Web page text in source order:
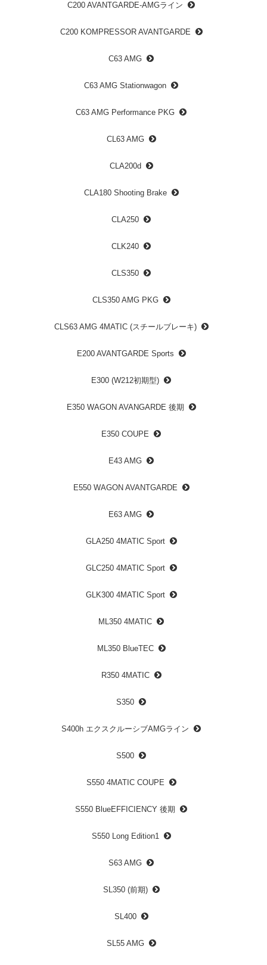
C200 AVANTGARDE-AMGライン
C200 KOMPRESSOR AVANTGARDE
C63 AMG
C63 AMG Stationwagon
C63 AMG Performance PKG
CL63 AMG
CLA200d
CLA180 Shooting Brake
CLA250
CLK240
CLS350
CLS350 AMG PKG
CLS63 AMG 4MATIC (スチールブレーキ)
E200 AVANTGARDE Sports
E300 (W212初期型)
E350 WAGON AVANGARDE 後期
E350 COUPE
E43 AMG
E550 WAGON AVANTGARDE
E63 AMG
GLA250 4MATIC Sport
GLC250 4MATIC Sport
GLK300 4MATIC Sport
ML350 4MATIC
ML350 BlueTEC
R350 4MATIC
S350
S400h エクスクルーシブAMGライン
S500
S550 4MATIC COUPE
S550 BlueEFFICIENCY 後期
S550 Long Edition1
S63 AMG
SL350 (前期)
SL400
SL55 AMG